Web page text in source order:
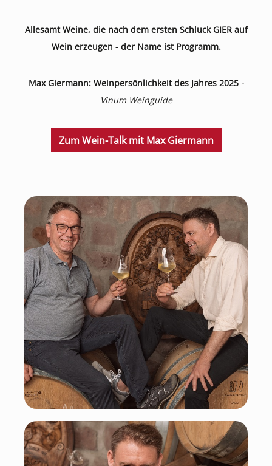
Allesamt Weine, die nach dem ersten Schluck GIER auf
Wein erzeugen - der Name ist Programm.
Max Giermann: Weinpersönlichkeit des Jahres 2025 -
Vinum Weinguide
Zum Wein-Talk mit Max Giermann